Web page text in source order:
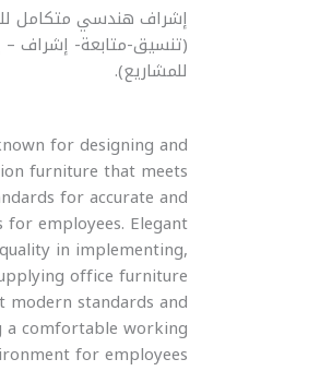
إشراف هندسي متكامل
(تنسيق-متابعة- إشراف –
للمشاريع).
for designing and
furniture that meets
for accurate and
employees. Elegant
in implementing,
office furniture
standards and
comfortable working
for employees.